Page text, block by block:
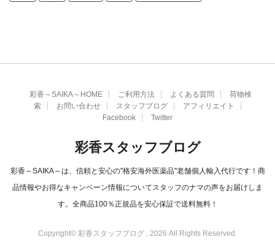
彩香～SAIKA～HOME ご利用方法 よくある質問
荷物検
索
お問い合わせ スタッフブログ
アフィリエイト
Facebook
Twitter
彩香スタッフブログ
彩香～SAIKA～は、信頼と安心の"格安海外医薬品"老舗個人輸入代行です！商
品情報やお得なキャンペーン情報についてスタッフのナマの声をお届けしま
す。全商品100％正規品を安心保証で送料無料！
Copyright© 彩香スタッフブログ , 2026 All Rights Reserved.